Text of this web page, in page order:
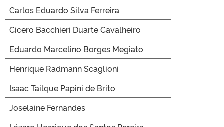
Carlos Eduardo Silva Ferreira
Cícero Bacchieri Duarte Cavalheiro
Eduardo Marcelino Borges Megiato
Henrique Radmann Scaglioni
Isaac Tailque Papini de Brito
Joselaine Fernandes